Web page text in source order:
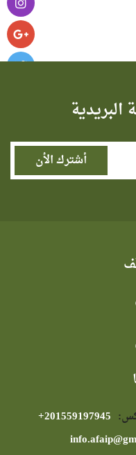
البريدية